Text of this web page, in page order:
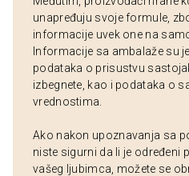
unapređuju svoje formule,
informacije uvek one na
Informacije sa ambalaže su
podataka o prisustvu
izbegnete, kao i podataka o
vrednostima.
Ako nakon upoznavanja sa
niste sigurni da li je određeni
vašeg ljubimca, možete se